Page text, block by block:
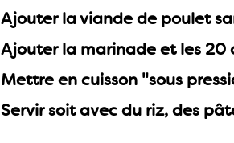
Ajouter la viande de poulet
Ajouter la marinade et les 20
Mettre en cuisson "sous
Servir soit avec du riz, des